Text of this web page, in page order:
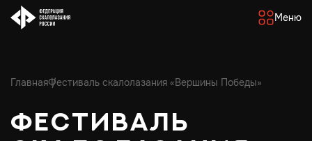
Меню
ГлавнаяФестиваль скалолазания «Вершины Победы»
Фестиваль